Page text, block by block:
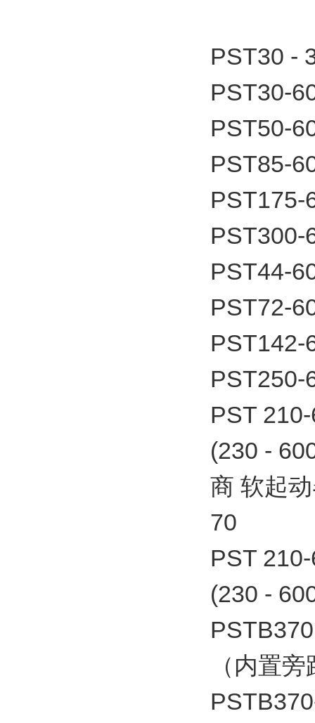
PST30 -
PST30-
PST50-
PST85-
PST44-
PST72-
PST142-
PST250-
PST
(230 -
商 软起
70
PST
(230 -
（内置